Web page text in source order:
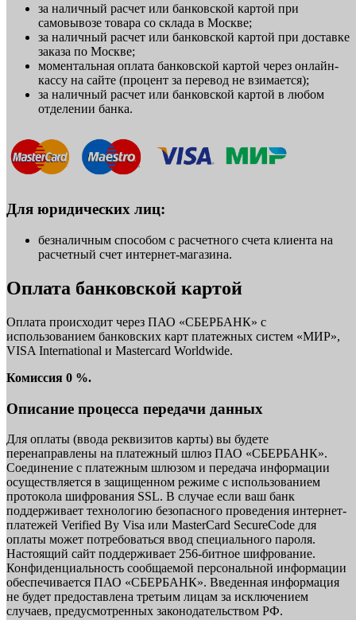
за наличный расчет или банковской картой при
самовывозе товара со склада в Москве;
за наличный расчет или банковской картой при доставке
заказа по Москве;
моментальная оплата банковской картой через онлайн-
кассу на сайте (процент за перевод не взимается);
за наличный расчет или банковской картой в любом
отделении банка.
Для юридических лиц:
безналичным способом с расчетного счета клиента на
расчетный счет интернет-магазина.
Оплата банковской картой
Оплата происходит через ПАО «СБЕРБАНК» с
использованием банковских карт платежных систем «МИР»,
VISA International и Mastercard Worldwide.
Комиссия 0 %.
Описание процесса передачи данных
Для оплаты (ввода реквизитов карты) вы будете
перенаправлены на платежный шлюз ПАО «СБЕРБАНК».
Соединение с платежным шлюзом и передача информации
осуществляется в защищенном режиме с использованием
протокола шифрования SSL. В случае если ваш банк
поддерживает технологию безопасного проведения интернет-
платежей Verified By Visa или MasterCard SecureCode для
оплаты может потребоваться ввод специального пароля.
Настоящий сайт поддерживает 256-битное шифрование.
Конфиденциальность сообщаемой персональной информации
обеспечивается ПАО «СБЕРБАНК». Введенная информация
не будет предоставлена третьим лицам за исключением
случаев, предусмотренных законодательством РФ.